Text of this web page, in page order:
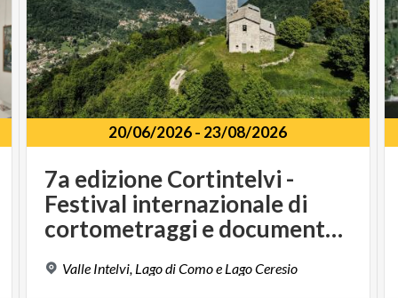
20/06/2026- 23/08/2026
7a edizione Cortintelvi -
Festival internazionale di
cortometraggi e documentari
Valle Intelvi, LagodiComoe LagoCeresio